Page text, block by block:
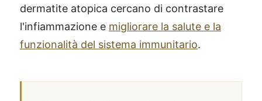
dermatite atopica cercano di contrastare
l'infiammazione e migliorare la salute e la
funzionalità del sistema immunitario.